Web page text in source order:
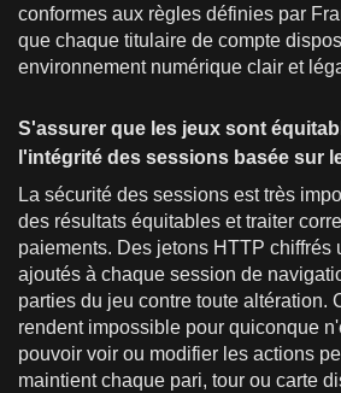
conformes aux règles définies par
que chaque titulaire de compte
environnement numérique clair et
S'assurer que les jeux sont
l'intégrité des sessions basée sur
La sécurité des sessions est très
des résultats équitables et traiter
paiements. Des jetons HTTP chiffrés
ajoutés à chaque session de
parties du jeu contre toute altération.
rendent impossible pour quiconque
pouvoir voir ou modifier les actions
maintient chaque pari, tour ou carte